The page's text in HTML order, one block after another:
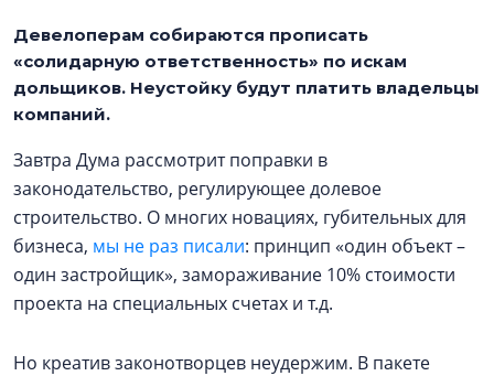
Девелоперам собираются прописать
«солидарную ответственность» по искам
дольщиков. Неустойку будут платить владельцы
компаний.
Завтра Дума рассмотрит поправки в
законодательство, регулирующее долевое
строительство. О многих новациях, губительных для
бизнеса, мы не раз писали: принцип «один объект –
один застройщик», замораживание 10% стоимости
проекта на специальных счетах и т.д.
Но креатив законотворцев неудержим. В пакете